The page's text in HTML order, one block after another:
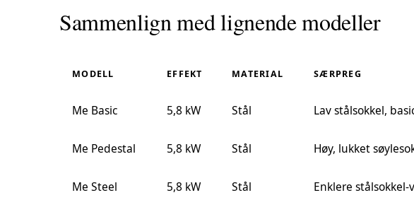
Sammenlign med lignende modeller
MODELL EFFEKT MATERIAL SÆRPREG
Me Basic 5,8 kW Stål Lav stålsokkel,
Me Pedestal 5,8 kW Stål Høy, lukket
Me Steel 5,8 kW Stål Enklere